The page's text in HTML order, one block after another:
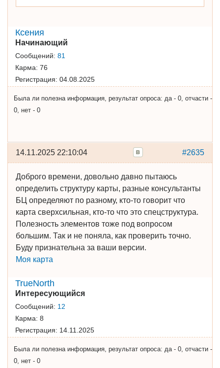
Ксения
Начинающий
Сообщений: 81
Карма: 76
Регистрация: 04.08.2025
Была ли полезна информация, результат опроса: да - 0, отчасти -
0, нет - 0
#2635
14.11.2025 22:10:04
Доброго времени, довольно давно пытаюсь
определить структуру карты, разные консультанты
БЦ определяют по разному, кто-то говорит что
карта сверхсильная, кто-то что это спецструктура.
Полезность элементов тоже под вопросом
большим. Так и не поняла, как проверить точно.
Буду признательна за ваши версии.
Моя карта
TrueNorth
Интересующийся
Сообщений: 12
Карма: 8
Регистрация: 14.11.2025
Была ли полезна информация, результат опроса: да - 0, отчасти -
0, нет - 0